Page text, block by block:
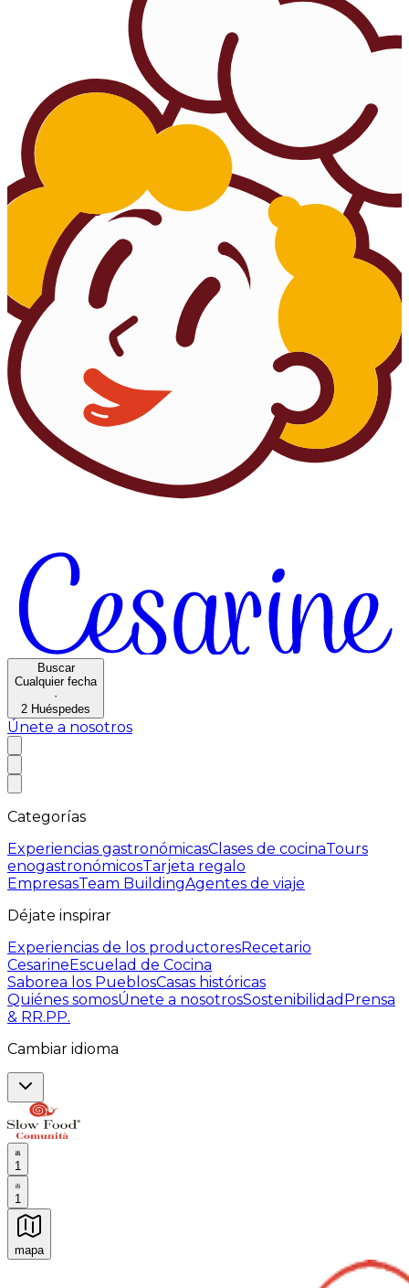
Buscar
Cualquier fecha
·
2 Huéspedes
Únete a nosotros
Categorías
Experiencias gastronómicasClases de cocinaTours
enogastronómicosTarjeta regalo
EmpresasTeam BuildingAgentes de viaje
Déjate inspirar
Experiencias de los productoresRecetario
CesarineEscuelad de Cocina
Saborea los PueblosCasas históricas
Quiénes somosÚnete a nosotrosSostenibilidad Prensa
& RR.PP.
Cambiar idioma
1
1
mapa
Experiencias culinarias inolvidables: Experiencias